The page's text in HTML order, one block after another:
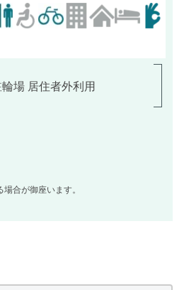
場 居住者外利用
合が御座います。